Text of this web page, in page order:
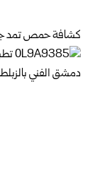
كشافة حمص تمد